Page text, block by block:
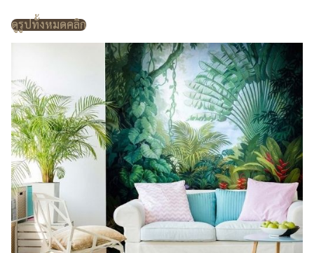
ดูรูปทั้งหมดคลิก